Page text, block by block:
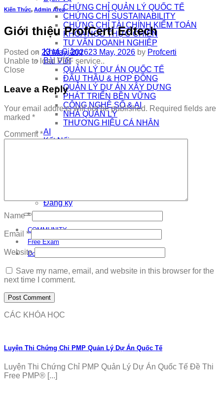
CHỨNG CHỈ QUẢN LÝ QUỐC TẾ
CHỨNG CHỈ SUSTAINABILITY
CHỨNG CHỈ TÀI CHÍNH KIỂM TOÁN
KHÓA HỌC THỰC CHIẾN
TƯ VẤN DOANH NGHIỆP
Khai Giảng
Bài Viết
QUẢN LÝ DỰ ÁN QUỐC TẾ
ĐẤU THẦU & HỢP ĐỒNG
QUẢN LÝ DỰ ÁN XÂY DỰNG
PHÁT TRIỂN BỀN VỮNG
CÔNG NGHỆ SỐ & AI
NHÀ QUẢN LÝ
THƯƠNG HIỆU CÁ NHÂN
AI
Kết Nối
Đăng ký
COMMUNITY
Free Exam
Download
Kiến Thức, Admin Area
Giới thiệu ProfCerti Edtech
Posted on 23 May, 202623 May, 2026 by Profcerti
Unable to load PDF service..
Close
Leave a Reply
Your email address will not be published. Required fields are
marked *
Comment*
Name*
Email *
Website
Save my name, email, and website in this browser for the
next time I comment.
CÁC KHÓA HỌC
Luyện Thi Chứng Chỉ PMP Quản Lý Dự Án Quốc Tế
Luyện Thi Chứng Chỉ PMP Quản Lý Dự Án Quốc Tế Đề Thi
Free PMP® [...]